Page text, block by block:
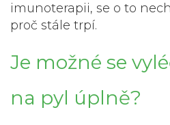
imunoterapii, se o to
proč stále trpí.
Je možné se
na pyl úplně?